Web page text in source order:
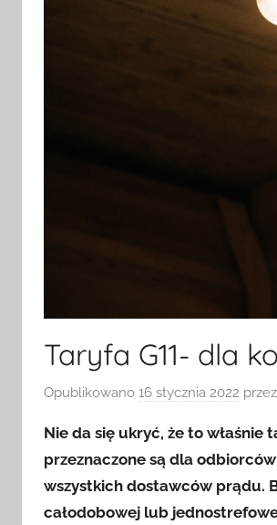
Taryfa G11- dla
Opublikowano 16 stycznia 2022 przez
Nie da się ukryć, że to właśnie
przeznaczone są dla
wszystkich dostawców prądu.
całodobowej lub